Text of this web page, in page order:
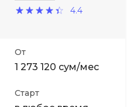
4.4
От
1 273 120 сум/мес
Старт